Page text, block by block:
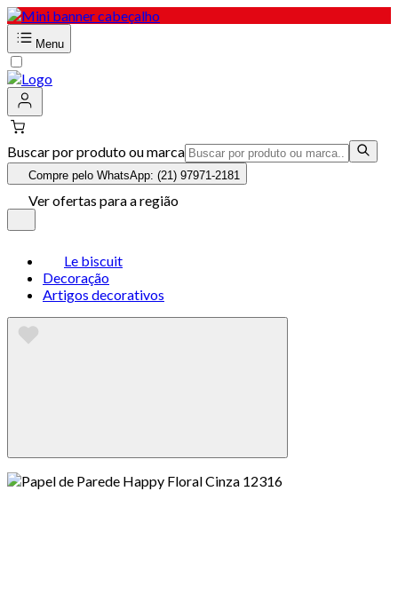
Menu
Buscar por produto ou marca
Compre pelo WhatsApp: (21) 97971-2181
Ver ofertas para a região
Le biscuit
Decoração
Artigos decorativos